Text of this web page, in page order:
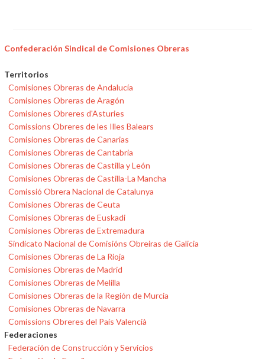
Confederación Sindical de Comisiones Obreras
Territorios
Comisiones Obreras de Andalucía
Comisiones Obreras de Aragón
Comisiones Obreres d'Asturies
Comissions Obreres de les Illes Balears
Comisiones Obreras de Canarias
Comisiones Obreras de Cantabria
Comisiones Obreras de Castilla y León
Comisiones Obreras de Castilla-La Mancha
Comissió Obrera Nacional de Catalunya
Comisiones Obreras de Ceuta
Comisiones Obreras de Euskadi
Comisiones Obreras de Extremadura
Sindicato Nacional de Comisións Obreiras de Galicia
Comisiones Obreras de La Rioja
Comisiones Obreras de Madrid
Comisiones Obreras de Melilla
Comisiones Obreras de la Región de Murcia
Comisiones Obreras de Navarra
Comissions Obreres del País Valencià
Federaciones
Federación de Construcción y Servicios